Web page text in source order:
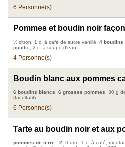
6 Personne(s)
Pommes et boudin noir
½ citron, 1 c. à café de sucre vanillé, 4 boudins
poudre, 2 c. à soupe d'eau
4 Personne(s)
Boudin blanc aux pommes
6 boudins blancs, 6 grosses pommes, 30 g
(facultatif)
6 Personne(s)
Tarte au boudin noir et aux
pommes de terre : 2, rhum : 1 c. à café,